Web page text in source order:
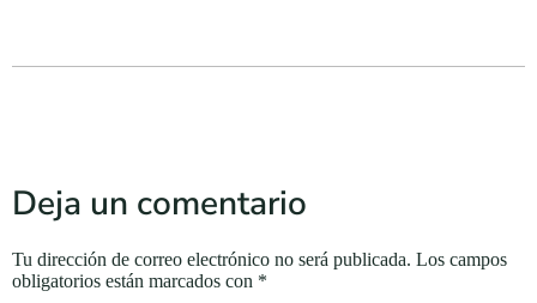
Deja un comentario
Tu dirección de correo electrónico no será publicada. Los campos
obligatorios están marcados con *